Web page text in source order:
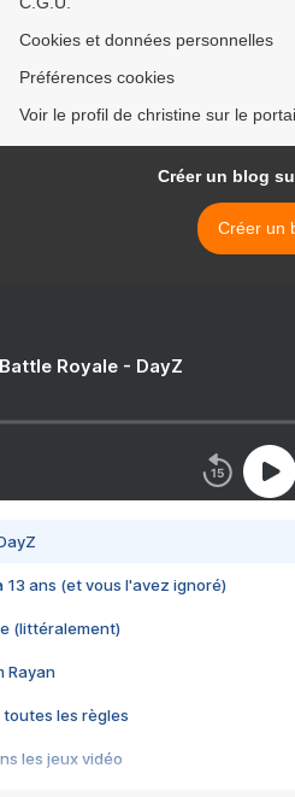
Cookies et données personnelles
Préférences cookies
Voir le profil de christine sur le
Créer un blog
Créer un
Royale - DayZ
13 ans (et vous l'avez ignoré)
(littéralement)
Rayan
toutes les règles
les jeux vidéo